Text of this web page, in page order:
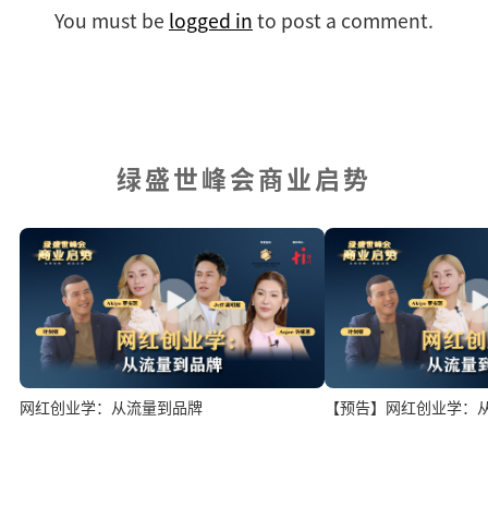
You must be logged in to post a comment.
绿盛世峰会商业启势
网红创业学：从流量到品牌 【预告】网红创业学：